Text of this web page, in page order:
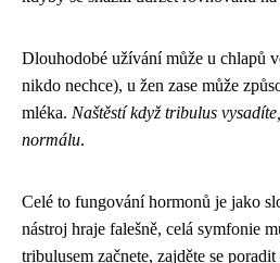
Dlouhodobé užívání může u chlapů
nikdo nechce), u žen zase může
mléka. Naštěstí když tribulus
normálu.
Celé to fungování hormonů je jako
nástroj hraje falešně, celá symfonie
tribulusem začnete, zajděte se